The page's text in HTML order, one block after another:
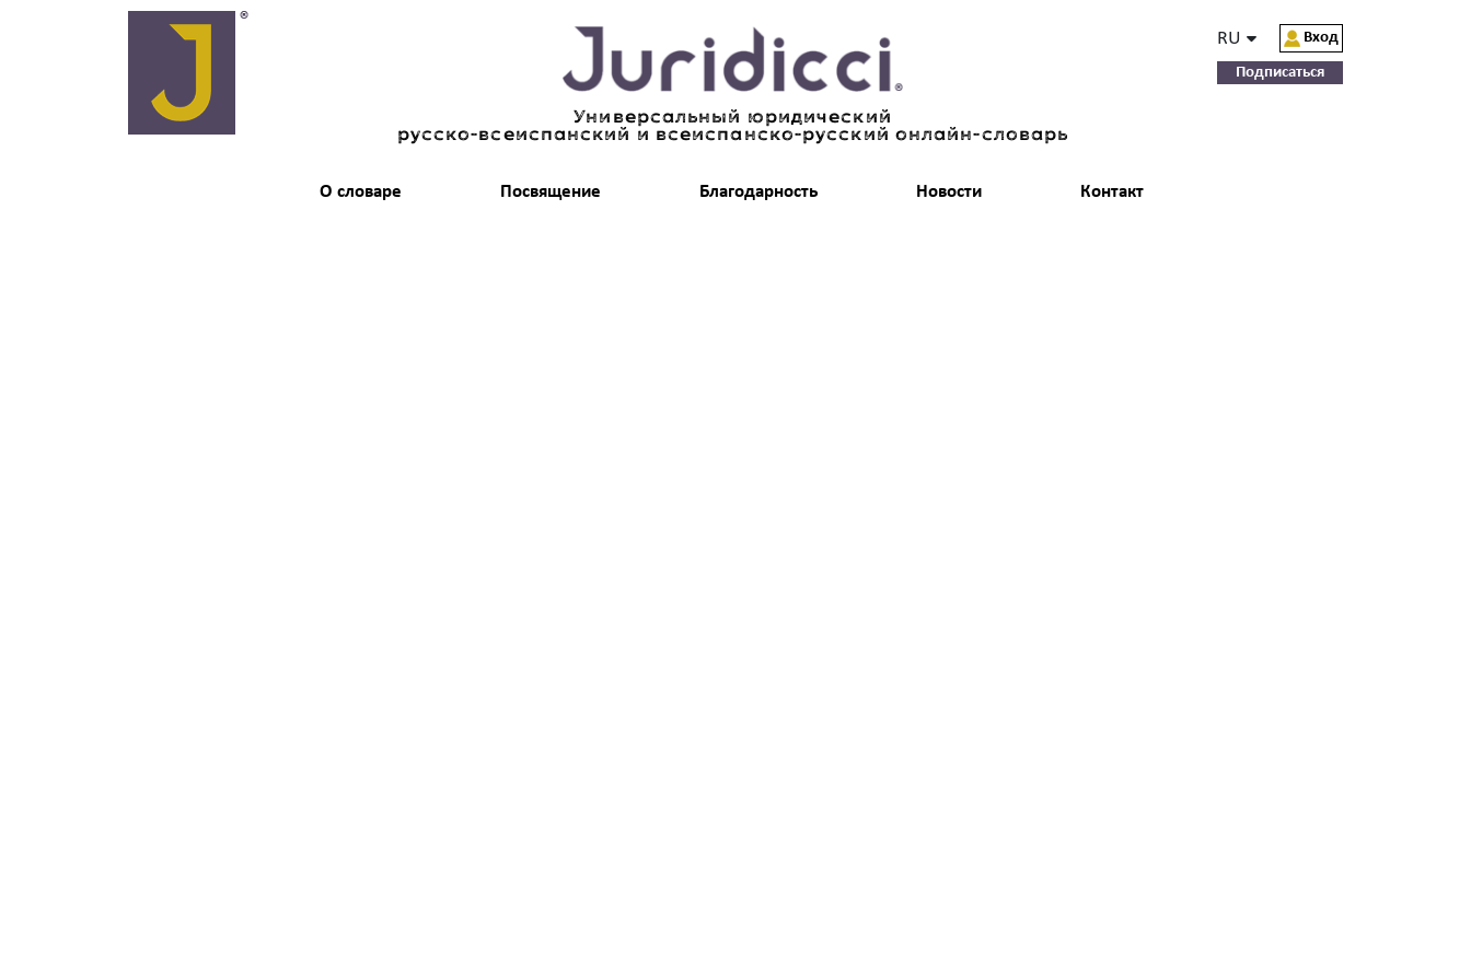
Универсальный юридический
русско-всеиспанский и всеиспанско-русский онлайн-словарь
О словаре Посвящение Благодарность Новости Контакт
RU Вход
Подписаться